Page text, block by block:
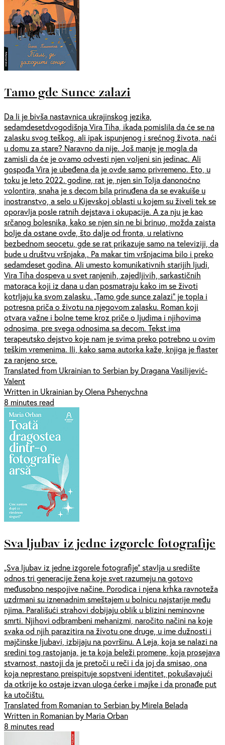
Tamo gde Sunce zalazi
Da li je bivša nastavnica ukrajinskog jezika,
sedamdesetdvogodišnja Vira Tiha, ikada pomislila da će se na
zalasku svog teškog, ali ipak ispunjenog i srećnog života, naći
u domu za stare? Naravno da nije. Još manje je mogla da
zamisli da će je ovamo odvesti njen voljeni sin jedinac. Ali
gospođa Vira je ubeđena da je ovde samo privremeno. Eto, u
toku je leto 2022. godine, rat je, njen sin Tolja danonoćno
volontira, snaha je s decom bila prinuđena da se evakuiše u
inostranstvo, a selo u Kijevskoj oblasti u kojem su živeli tek se
oporavlja posle ratnih dejstava i okupacije. A za nju je kao
srčanog bolesnika, kako se njen sin ne bi brinuo, možda zaista
bolje da ostane ovde, što dalje od fronta, u relativno
bezbednom seocetu, gde se rat prikazuje samo na televiziji, da
bude u društvu vršnjaka,. Pa makar tim vršnjacima bilo i preko
sedamdeset godina. Ali umesto komunikativnih starijih ljudi,
Vira Tiha dospeva u svet ranjenih, zajedljivih, sarkastičnih
matoraca koji iz dana u dan posmatraju kako im se životi
kotrljaju ka svom zalasku. „Tamo gde sunce zalazi“ je topla i
potresna priča o životu na njegovom zalasku. Roman koji
otvara važne i bolne teme kroz priče o ljudima i njihovima
odnosima, pre svega odnosima sa decom. Tekst ima
terapeutsko dejstvo koje nam je svima preko potrebno u ovim
teškim vremenima. Ili, kako sama autorka kaže, knjiga je flaster
za ranjeno srce.
Translated from Ukrainian to Serbian by Dragana Vasilijević-
Valent
Written in Ukrainian by Olena Pshenychna
8 minutes read
Sva ljubav iz jedne izgorele fotografije
„Sva ljubav iz jedne izgorele fotografije” stavlja u središte
odnos tri generacije žena koje svet razumeju na gotovo
međusobno nespojive načine. Porodica i njena krhka ravnoteža
uzdrmani su iznenadnim smeštajem u bolnicu najstarije među
njima. Parališući strahovi dobijaju oblik u blizini neminovne
smrti. Njihovi odbrambeni mehanizmi, naročito načini na koje
svaka od njih parazitira na životu one druge, u ime dužnosti i
majčinske ljubavi, izbijaju na površinu. A Leja, koja se nalazi na
sredini tog rastojanja, je ta koja beleži promene, koja prosejava
stvarnost, nastoji da je pretoči u reči i da joj da smisao, ona
koja neprestano preispituje sopstveni identitet, pokušavajući
da otkrije ko ostaje izvan uloga ćerke i majke i da pronađe put
ka utočištu.
Translated from Romanian to Serbian by Mirela Belada
Written in Romanian by Maria Orban
8 minutes read